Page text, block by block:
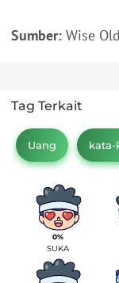
Sumber: Wise
Tag Terkait
Uang kata-
0%
SUKA